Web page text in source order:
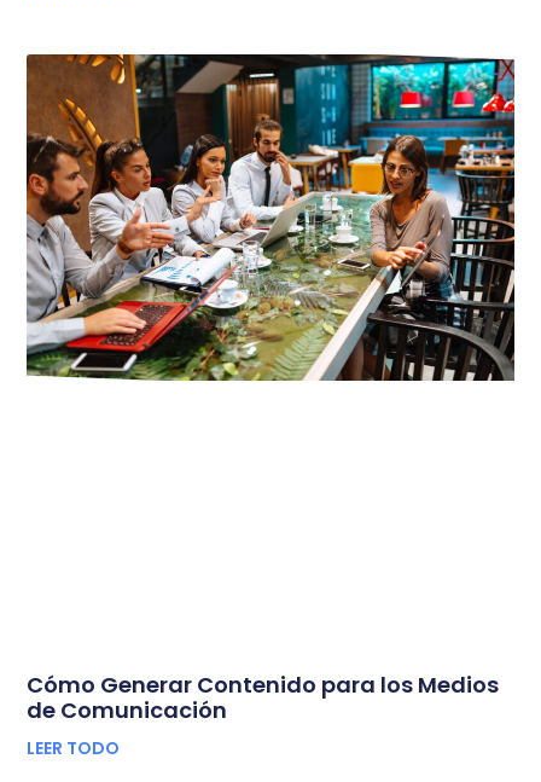
Cómo Generar Contenido para los Medios
de Comunicación
LEER TODO